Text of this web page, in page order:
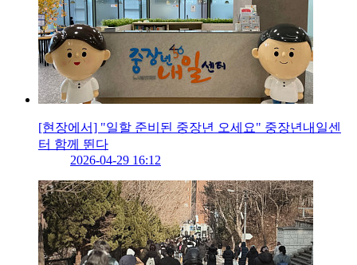
[현장에서] "일할 준비된 중장년 오세요" 중장년내일센
터 함께 뛴다
2026-04-29 16:12